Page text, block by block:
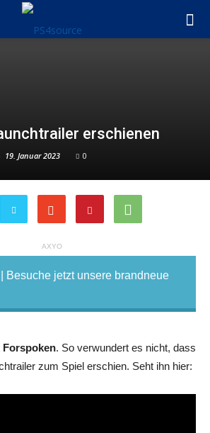
erschienen
19. Januar 2023 0
AXYO
Besuche jetzt unsere brandneue
Forspoken. So verwundert es nicht, dass
zum Spiel erschien. Seht ihn hier: